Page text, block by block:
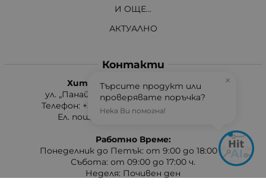
И ОЩЕ...
АКТУАЛНО
Контакти
Хит Електроникс Монтана
ул. „Панайот Хитов“ 46, 3400 Монтана
Телефон: +359 96 304 314 / +359 876 304314
Ел. поща: info:at:hit-electronics.com
Работно Време:
Понеделник до Петък: от 9:00 до 18:00 ч.
Събота: от 09:00 до 17:00 ч.
Неделя: Почивен ден
×
Търсите продукт или
проверявате поръчка?
Нека Ви помогна!